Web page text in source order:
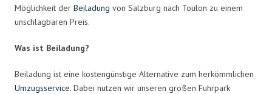
Möglichkeit der Beiladung von Salzburg nach Toulon zu einem
unschlagbaren Preis.
Was ist Beiladung?
Beiladung ist eine kostengünstige Alternative zum herkömmlichen
Umzugsservice. Dabei nutzen wir unseren großen Fuhrpark